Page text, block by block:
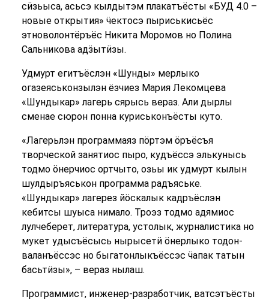
сӥзьыса, асьсэ кылдытэм плакатъёсты «БУД 4.0 –
новые открытия» ӵектосэ пыриськисьёс
этноволонтёръёс Никита Моромов но Полина
Сальникова адӟытӥзы.
Удмурт егитъёслэн «Шунды» мерлыко
огазеяськонзылэн ёзчиез Мария Лекомцева
«Шундыкар» лагерь сярысь вераз. Али дырлы
сменае сюрон понна куриськонъёсты куто.
«Лагерьлэн программаяз пӧртэм ӧръёсъя
творческой занятиос пыро, кудъёссэ элькунысь
тодмо ӧнерчиос ортчыто, озьы ик удмурт кылын
шулдыръяськон программа радъяське.
«Шундыкар» лагерез йӧскалык кадръёслэн
кебитсы шуыса нимало. Троэз тодмо адямиос
лулчеберет, литература, устолык, журналистика но
мукет удысъёсысь нырысетӥ ӧнерлыко тодон-
валанъёссэс но быгатонлыкъёссэс ӵапак татын
басьтӥзы», – вераз нылаш.
Программист, инженер-разработчик, ватсэтъёсты